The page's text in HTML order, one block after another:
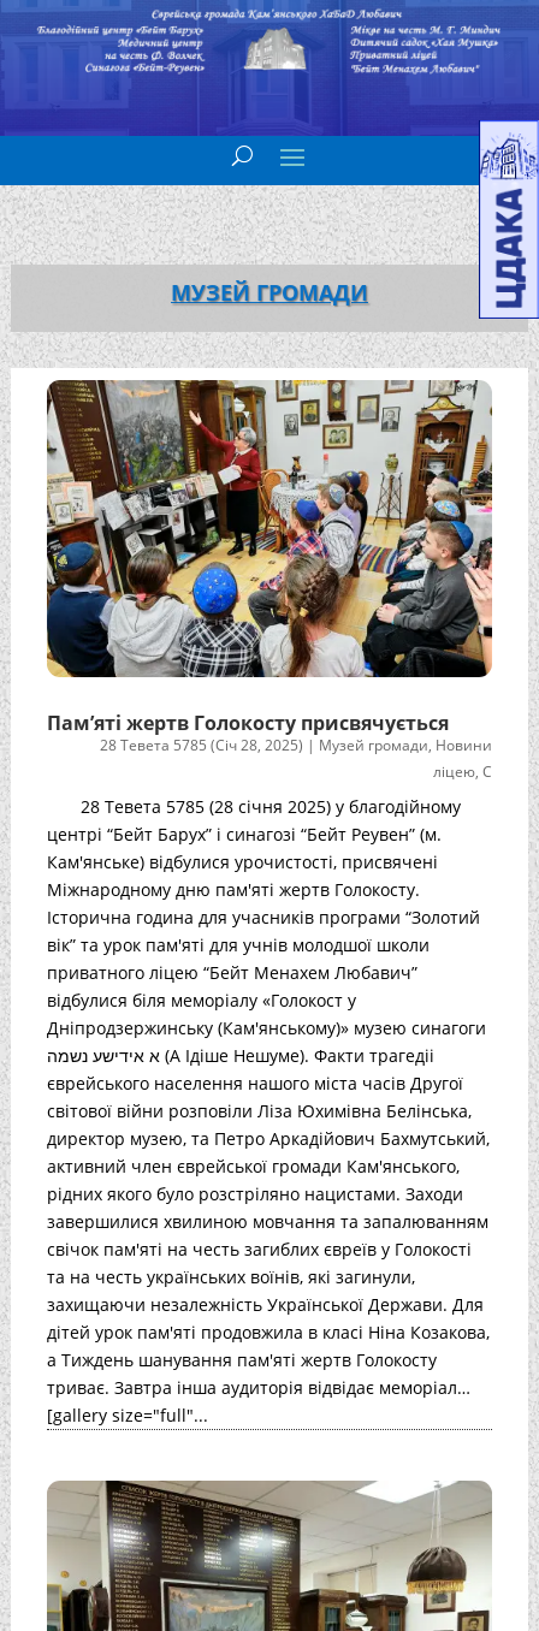
МУЗЕЙ ГРОМАДИ
Пам’яті жертв Голокосту присвячується
28 Тевета 5785 (Січ 28, 2025) | Музей громади, Новини
ліцею,С
28 Тевета 5785 (28 січня 2025) у благодійному
центрі “Бейт Барух” і синагозі “Бейт Реувен” (м.
Кам'янське) відбулися урочистості, присвячені
Міжнародному дню пам'яті жертв Голокосту.
Історична година для учасників програми “Золотий
вік” та урок пам'яті для учнів молодшої школи
приватного ліцею “Бейт Менахем Любавич”
відбулися біля меморіалу «Голокост у
Дніпродзержинську (Кам'янському)» музею синагоги
א אידישע נשמה (А Ідіше Нешуме). Факти трагедіі
єврейського населення нашого міста часів Другої
світової війни розповіли Ліза Юхимівна Белінська,
директор музею, та Петро Аркадійович Бахмутський,
активний член єврейської громади Кам'янського,
рідних якого було розстріляно нацистами. Заходи
завершилися хвилиною мовчання та запалюванням
свічок пам'яті на честь загиблих євреїв у Голокості
та на честь українських воїнів, які загинули,
захищаючи незалежність Української Держави. Для
дітей урок пам'яті продовжила в класі Ніна Козакова,
а Тиждень шанування пам'яті жертв Голокосту
триває. Завтра інша аудиторія відвідає меморіал…
[gallery size="full"...